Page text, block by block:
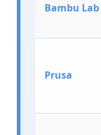
Bambu Lab
Prusa